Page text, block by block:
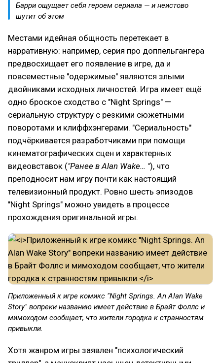
Барри ощущает себя героем сериала — и неистово
шутит об этом
Местами идейная общность перетекает в
нарративную: например, серия про доппельгангера
предвосхищает его появление в игре, да и
повсеместные "одержимые" являются злыми
двойниками исходных личностей. Игра имеет ещё
одно броское сходство с "Night Springs" —
сериальную структуру с резкими сюжетными
поворотами и клиффхэнгерами. "Сериальность"
подчёркивается разработчиками при помощи
кинематографических сцен и характерных
видеовставок ("Ранее в Alan Wake… "), что
преподносит нам игру почти как настоящий
телевизионный продукт. Ровно шесть эпизодов
"Night Springs" можно увидеть в процессе
прохождения оригинальной игры.
Приложенный к игре комикс "Night Springs. An Alan Wake
Story" вопреки названию имеет действие в Брайт Фоллс и
мимоходом сообщает, что жители городка к странностям
привыкли.
Хотя жанром игры заявлен "психологический